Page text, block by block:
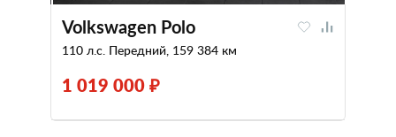
Volkswagen Polo
110 л.с. Передний, 159 384 км
1 019 000 ₽